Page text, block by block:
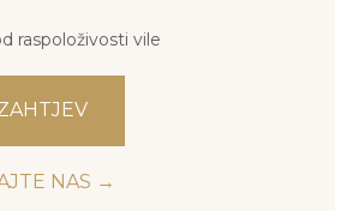
raspoloživosti vile
NAS →